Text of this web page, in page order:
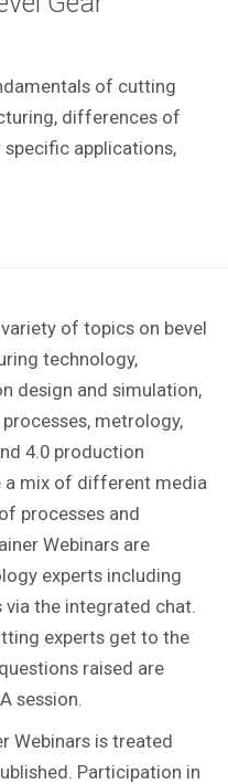
of cutting
differences of
applications,
of topics on bevel
technology,
design and simulation,
metrology,
4.0 production
a mix of different media
processes and
Webinars are
experts including
the integrated chat.
experts get to the
raised are
session.
Webinars is treated
Participation in